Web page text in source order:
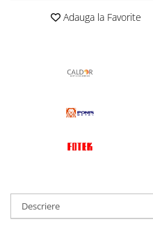
Adauga la Favorite
Descriere